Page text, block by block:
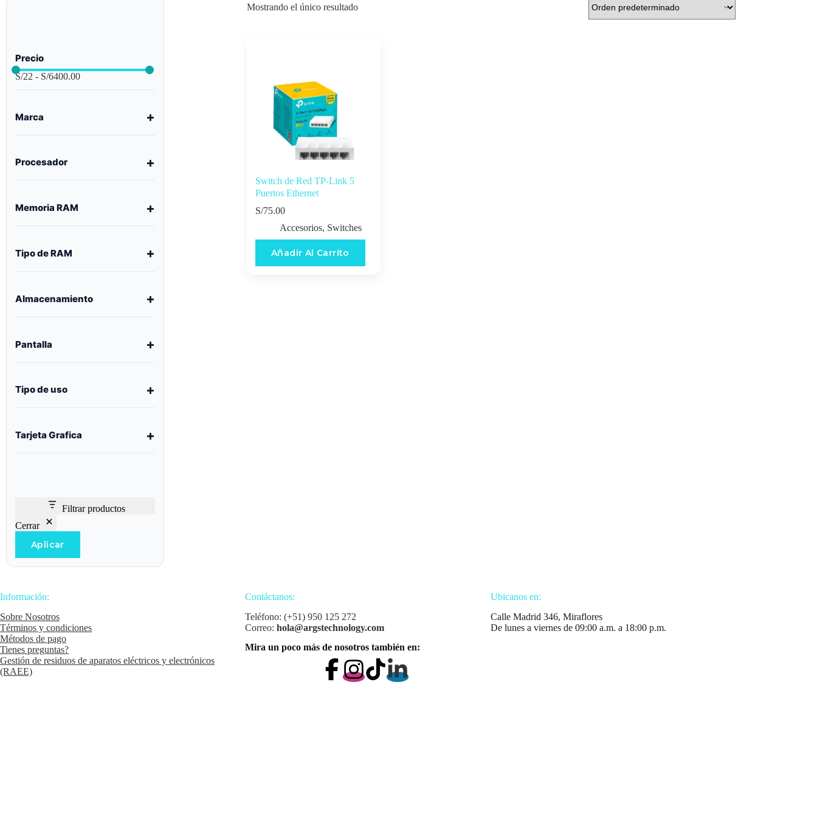
Mostrando el único resultado
Switch de Red TP-Link 5
Puertos Ethernet
S/75.00
Accesorios, Switches
Añadir Al Carrito
Precio
S/22 - S/6400.00
Marca
Procesador
Memoria RAM
Tipo de RAM
Almacenamiento
Pantalla
Tipo de uso
Tarjeta Grafica
Filtrar productos
Cerrar
Aplicar
Información:
Sobre Nosotros
Términos y condiciones
Métodos de pago
Tienes preguntas?
Gestión de residuos de aparatos eléctricos y electrónicos
(RAEE)
Contáctanos:
Teléfono: (+51) 950 125 272
Correo:hola@argstechnology.com
Mira un poco más de nosotros también en:
Ubicanos en:
Calle Madrid 346, Miraflores
De lunes a viernes de 09:00 a.m. a 18:00 p.m.